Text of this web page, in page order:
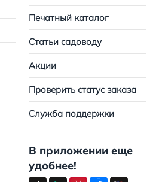
Печатный каталог
Статьи садоводу
Акции
Проверить статус заказа
Служба поддержки
В приложении еще
удобнее!